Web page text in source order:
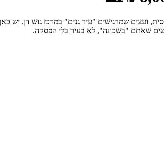
ועצים שמרגישים "עיר גנים" במרכז גוש דן.
שאתם "בשכונה", לא בעיר בלי הפסקה.